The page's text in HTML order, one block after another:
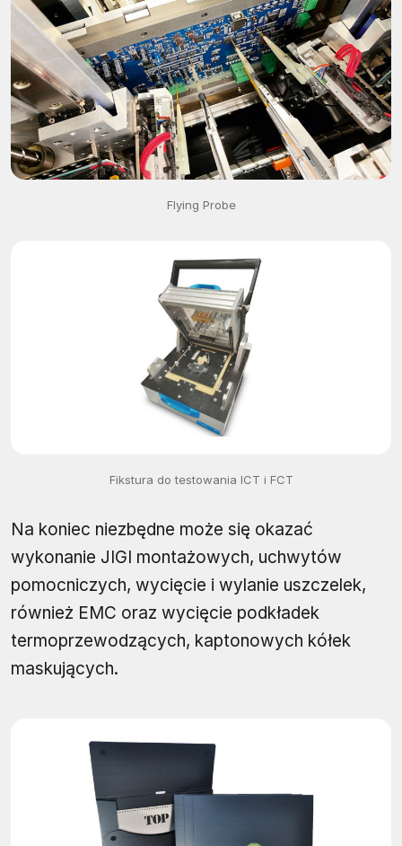
Flying Probe
Fikstura do testowania ICT i FCT
Na koniec niezbędne może się okazać
wykonanie JIGI montażowych, uchwytów
pomocniczych, wycięcie i wylanie uszczelek,
również EMC oraz wycięcie podkładek
termoprzewodzących, kaptonowych kółek
maskujących.